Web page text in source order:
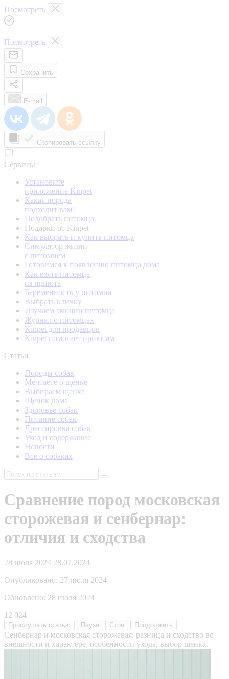
Посмотреть
Посмотреть
Сохранить
E-mail
Скопировать ссылку
Сервисы
Установите
приложение Kinpet
Какая порода
подходит вам?
Подобрать питомца
Подарки от Kinpet
Как выбрать и купить питомца
Симулятор жизни
с питомцем
Готовимся к появлению питомца дома
Как взять питомца
из приюта
Беременность у питомца
Выбрать кличку
Изучаем эмоции питомца
Журнал о питомцах
Kinpet для продавцов
Kinpet помогает приютам
Статьи
Породы собак
Мечтаете о щенке
Выбираем щенка
Щенок дома
Здоровье собак
Питание собак
Дрессировка собак
Уход и содержание
Новости
Все о собаках
Сравнение пород московская
сторожевая и сенбернар:
отличия и сходства
28 июля 2024 28.07.2024
Опубликовано: 27 июля 2024
Обновлено: 28 июля 2024
12 024
Прослушать статью Пауза Стоп Продолжить
Сенбернар и московская сторожевая: разница и сходство во
внешности и характере, особенности ухода, выбор щенка.